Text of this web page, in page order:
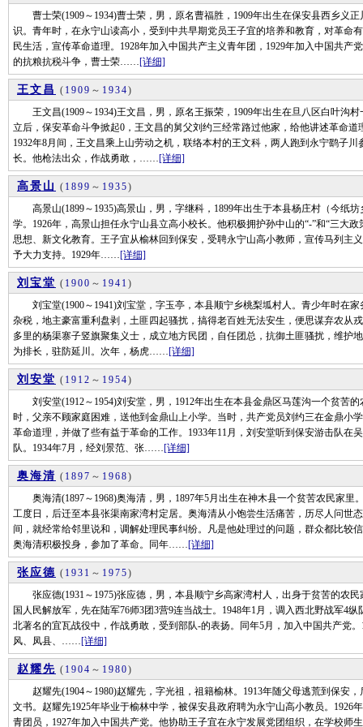
曹士荣(1909～1934)曹士荣，男，原名曹福胜，1909年出生在保安县西乡义
识。青年时，在永宁山读高小，受到中共早期党员王子宜的培养和教育，对革命
民生活，宣传革命道理。1928年加入中国共产主义青年团，1929年加入中国共产
的抗粮抗税斗争，曹士荣……[详细]
王文昌 ( 1909 ～ 1934)
王文昌(1909～1934)王文昌，男，原名王振荣，1909年出生在旦八区白叶沟
立后，保安革命斗争掀起0，王文昌的舅父刘约三经常路过他家，给他讲述革命
1932年8月间，王文昌乘上山劳动之机，联络本村的王文科，两人跑到永宁鹞子
长。他枪法出众，作战勇敢，……[详细]
高景山 ( 1899 ～ 1935)
高景山(1899～1935)高景山，男，字继科，1899年出生于本县杨庄村（今纸坊
学。1926年，高景山担任永宁山县立高小校长。他积极拥护孙中山的“-”和“三大
思想、新文化教育。王子宜从榆林回到保安，受聘永宁山高小教师，宣传马列主
予大力支持。1929年……[详细]
刘宝堂 ( 1900 ～ 1941 )
刘宝堂(1900～1941)刘宝堂，字玉亭，本县顺宁乡桃梨坬村人。青少年时在
杂税，地主豪富重利盘剥，土匪四起骚扰，搞得老百姓无法安生，便思谋弃农从
多里的杨渠寨子竖旗聚集义士，成立地方民团，自任团总，抗御土匪骚扰，维护
为排长，驻防延川。次年，杨虎……[详细]
刘安堂 ( 1912 ～ 1954)
刘安堂(1912～1954)刘安堂，男，1912年出生在本县金鼎区马莲沟一个贫苦
时，父亲不顾家庭困难，送他到金鼎山上小学。当时，共产党员刘约三在金鼎小
革命道理，并做了些有益于革命的工作。1933年11月，刘安堂听到保安游击队在
队。1934年7月，经刘景范、张……[详细]
奥海清 ( 1897 ～ 1968)
奥海清(1897～1968)奥海清，男，1897年5月出生在神木县一个贫苦农民家里
工度日，后迁至本县张渠南家湾村定居。奥海清从小饱尝生活痛苦，历尽人问世
间，就经常给邻里说和，调解处理民事纠纷。凡是他处理过的问题，群众都比较
奥海清积极投身，参加了革命。同年……[详细]
张应德 ( 1931 ～ 1975)
张应德(1931～1975)张应德，男，本县顺宁乡高家湾村人，出身于贫苦的农民
国人民解放军，先在陆军76师3团3营9连当战士。1948年1月，调入西北野战军4
北著名的宜瓦战役中，作战勇敢，受到部队-的表扬。同年5月，加入中国共产党
风、凤县、……[详细]
赵耀先 ( 1904 ～ 1980)
赵耀先(1904～1980)赵耀先，字光祖，祖籍榆林。1913年随父母逃荒到保安
文书。赵耀先1925年毕业于榆林中学，被保安县政府聘为永宁山高小教员。1926
青团员，1927年加入中国共产党。他协助王子宜在永宁发展党团组织，在学校师